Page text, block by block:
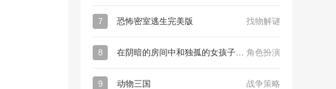
7 恐怖密室逃生完美版 找物解谜
8 角色扮演
9 动物三国 战争策略